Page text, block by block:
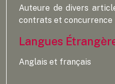
Auteure de divers
contrats et concurrence
Langues
Anglais et français